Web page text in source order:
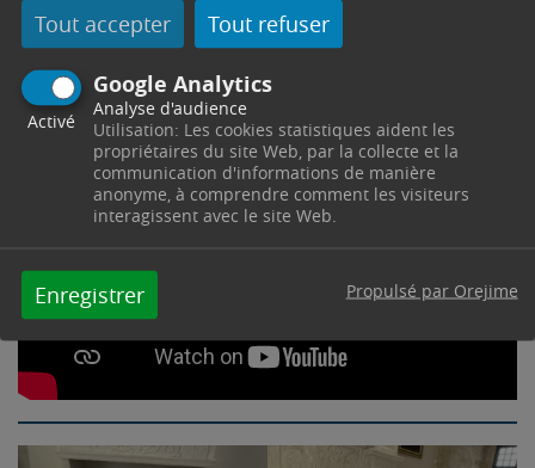
Tout accepter Tout refuser
Google Analytics
Activé
Analyse d'audience
Utilisation: Les cookies statistiques aident les
propriétaires du site Web, par la collecte et la
communication d'informations de manière
anonyme, à comprendre comment les visiteurs
interagissent avec le site Web.
Enregistrer Propulsé par Orejime